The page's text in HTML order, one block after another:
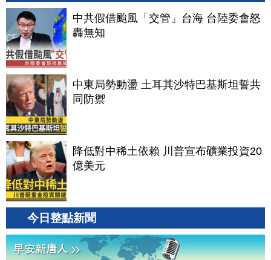
中共假借颱風「交管」台海 台陸委會怒
轟無知
中東局勢動盪 土耳其沙特巴基斯坦誓共
同防禦
降低對中稀土依賴 川普宣布礦業投資20
億美元
今日整點新聞